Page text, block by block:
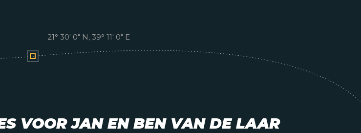
21° 30′ 0″ N, 39° 11′ 0″ E
VOOR JAN EN BEN VAN DE LAAR